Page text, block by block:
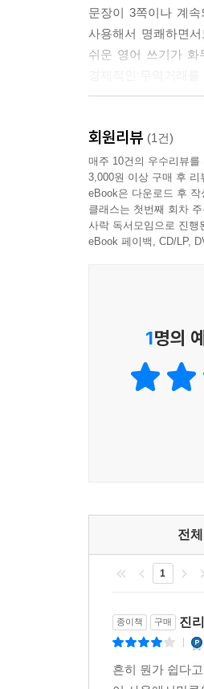
어났다. 원어민 영어
단하는 가장 중요한
이렇게 큰 영향을 미
다름이 없다는 것을
거의 없었다. 많은
자가 돈이 인생의 전
그러나 지금은 다르
해 의심하기 시작했
실을 믿는다. 100년
류를 위해 가장 많
이상이 영어로 되어
나는 이런 믿음을
침내 찾아낸 답은
고 있는데, 많은 사
때문이다. 콩글리시
대한민국에서 영어
하고 와서 원어민들
이야기를 하면 비원
이제 원어민 위주의
1/4에도 못 미치기
쉽게 이해를 하고 또
쉬운 영어의 본질과
문장이 3쪽이나 계
사용해서 명쾌하면
쉬운 영어 쓰기가 화
지도 방법을 이용해
외국 학자들과 심도
사용해야하는 모든
방향을 제시하는 지
김도경(KAIST 교수)
회원리뷰 (1건)
매주 10건의 우수리뷰
3,000원 이상 구매 후 리
eBook은 다운로드 후
클래스는 첫번째 회차
사락 독서모임으로 진행
eBook 페이백, CD/LP,
1명의
전
1
종이책 구매 진
흔히 뭔가 쉽다